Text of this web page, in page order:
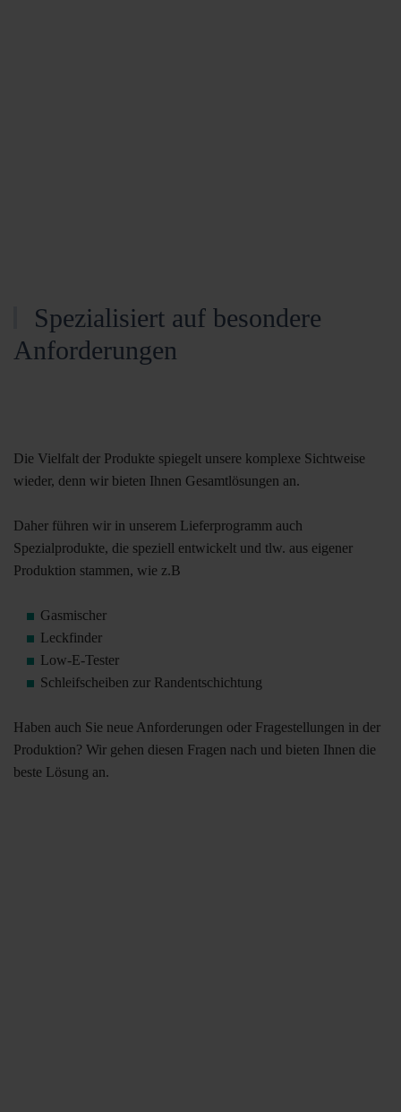
Spezialisiert auf besondere
Anforderungen
Die Vielfalt der Produkte spiegelt unsere komplexe Sichtweise
wieder, denn wir bieten Ihnen Gesamtlösungen an.
Daher führen wir in unserem Lieferprogramm auch
Spezialprodukte, die speziell entwickelt und tlw. aus eigener
Produktion stammen, wie z.B
Gasmischer
Leckfinder
Low-E-Tester
Schleifscheiben zur Randentschichtung
Haben auch Sie neue Anforderungen oder Fragestellungen in der
Produktion? Wir gehen diesen Fragen nach und bieten Ihnen die
beste Lösung an.